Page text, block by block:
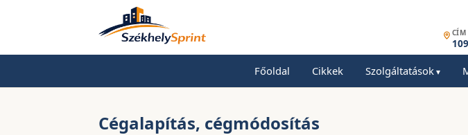
CÍM
Főoldal Cikkek Szolgáltatások
Cégalapítás, cégmódosítás